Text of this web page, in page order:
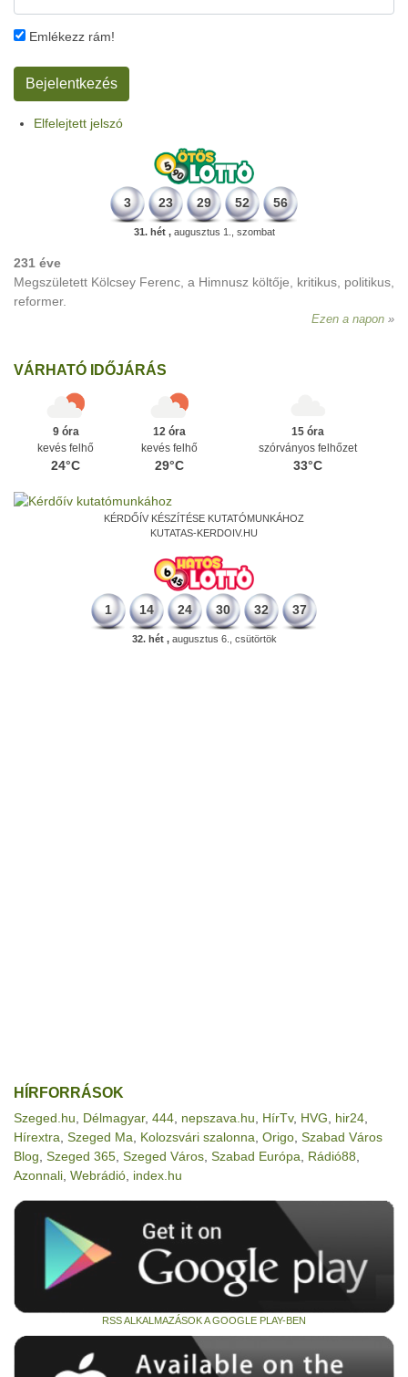
Emlékezz rám!
Elfelejtett jelszó
3 23 29 52 56
31. hét ,augusztus 1., szombat
231 éve
Megszületett Kölcsey Ferenc, a Himnusz költője, kritikus, politikus,
reformer.
Ezen a napon
VÁRHATÓ IDŐJÁRÁS
9 óra
kevés felhő
24°C
12 óra
kevés felhő
29°C
15 óra
szórványos felhőzet
33°C
KÉRDŐÍV KÉSZÍTÉSE KUTATÓMUNKÁHOZ
KUTATAS-KERDOIV.HU
1 14 24 30 32 37
32. hét ,augusztus 6., csütörtök
HÍRFORRÁSOK
Szeged.hu Délmagyar, 444 nepszava.hu HírTv, HVG hir24
Hírextra Szeged Ma Kolozsvári szalonna Origo Szabad Város
Blog Szeged 365 Szeged Város Szabad Európa Rádió88
Azonnali Webrádió index.hu
RSS ALKALMAZÁSOK A GOOGLE PLAY-BEN